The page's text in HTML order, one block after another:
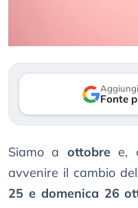
Fonte
Siamo a ottobree,
avvenire il cambio
25 e domenica 26